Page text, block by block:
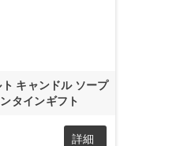
キャンドル ソープ
タインギフト
詳細